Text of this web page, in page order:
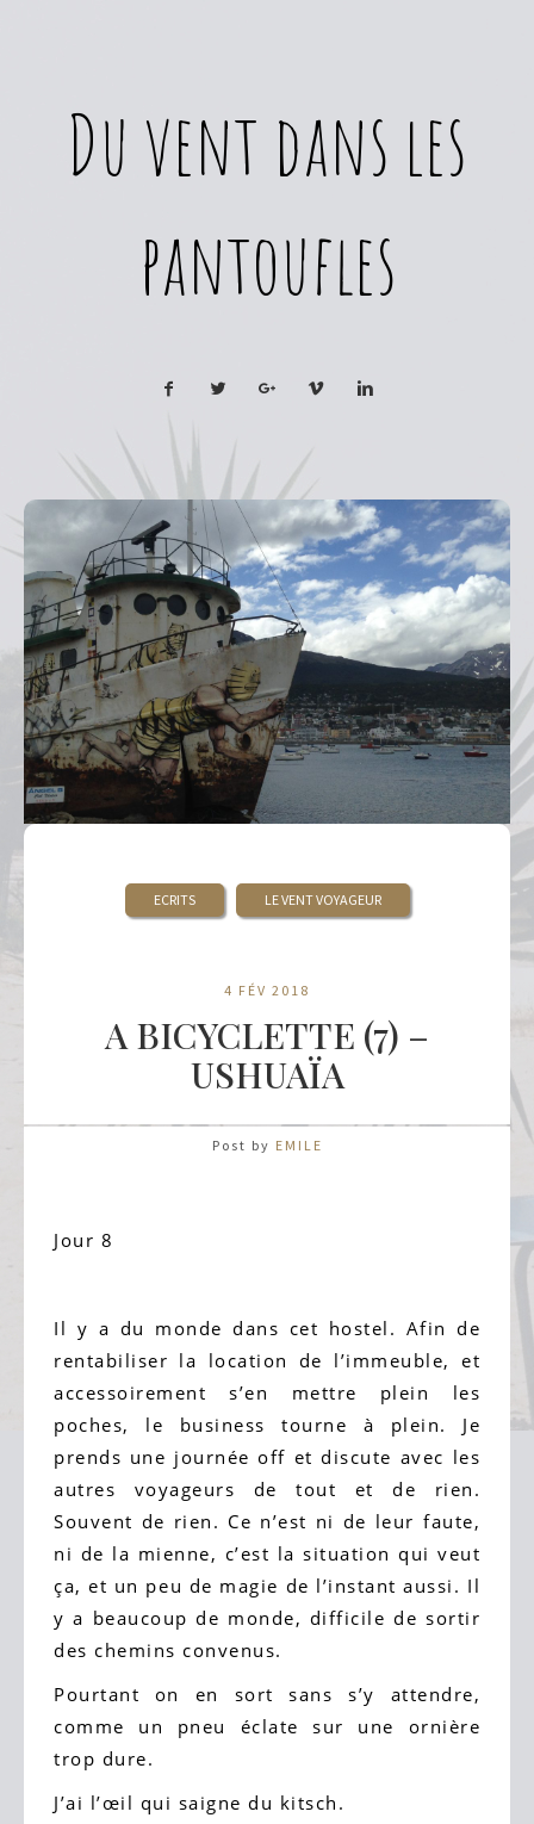
Du vent dans les
pantoufles
ECRITS LE VENT VOYAGEUR
4 FÉV 2018
A BICYCLETTE (7) –
USHUAÏA
Post by EMILE
Jour 8
Il y a du monde dans cet hostel. Afin de
rentabiliser la location de l’immeuble, et
accessoirement s’en mettre plein les
poches, le business tourne à plein. Je
prends une journée off et discute avec les
autres voyageurs de tout et de rien.
Souvent de rien. Ce n’est ni de leur faute,
ni de la mienne, c’est la situation qui veut
ça, et un peu de magie de l’instant aussi. Il
y a beaucoup de monde, difficile de sortir
des chemins convenus.
Pourtant on en sort sans s’y attendre,
comme un pneu éclate sur une ornière
trop dure.
J’ai l’œil qui saigne du kitsch.